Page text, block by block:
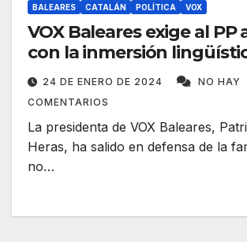
BALEARES CATALÁN POLÍTICA VOX
VOX Baleares exige al PP
con la inmersión
24 DE ENERO DE 2024
NO HAY
COMENTARIOS
La presidenta de VOX Baleares,
Heras, ha salido en defensa de la
no…